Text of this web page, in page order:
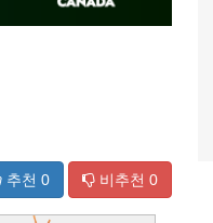
추천 0 비추천 0